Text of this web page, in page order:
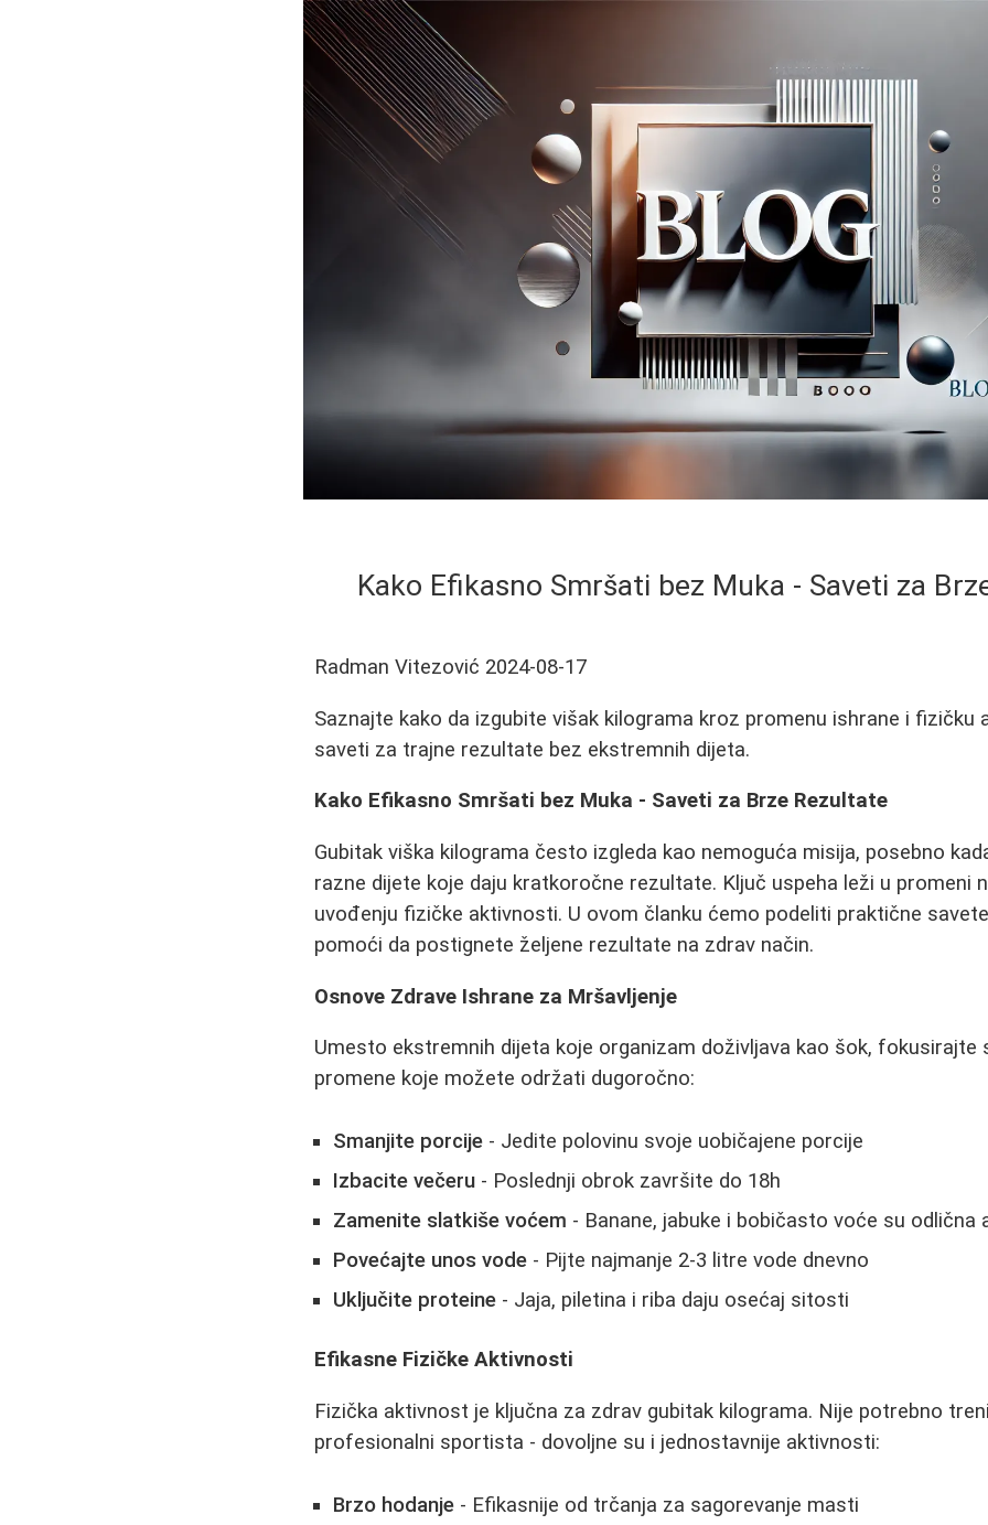
Kako Efikasno Smršati bez Muka - Saveti za
Radman Vitezović 2024-08-17
Saznajte kako da izgubite višak kilograma kroz promenu ishrane i fizičku
saveti za trajne rezultate bez ekstremnih dijeta.
Kako Efikasno Smršati bez Muka - Saveti za Brze Rezultate
Gubitak viška kilograma često izgleda kao nemoguća misija, posebno
razne dijete koje daju kratkoročne rezultate. Ključ uspeha leži u promeni
uvođenju fizičke aktivnosti. U ovom članku ćemo podeliti praktične
pomoći da postignete željene rezultate na zdrav način.
Osnove Zdrave Ishrane za Mršavljenje
Umesto ekstremnih dijeta koje organizam doživljava kao šok, fokusirajte
promene koje možete održati dugoročno:
Smanjite porcije - Jedite polovinu svoje uobičajene porcije
Izbacite večeru - Poslednji obrok završite do 18h
Zamenite slatkiše voćem - Banane, jabuke i bobičasto voće su odlična
Povećajte unos vode - Pijte najmanje 2-3 litre vode dnevno
Uključite proteine - Jaja, piletina i riba daju osećaj sitosti
Efikasne Fizičke Aktivnosti
Fizička aktivnost je ključna za zdrav gubitak kilograma. Nije potrebno
profesionalni sportista - dovoljne su i jednostavnije aktivnosti:
Brzo hodanje - Efikasnije od trčanja za sagorevanje masti